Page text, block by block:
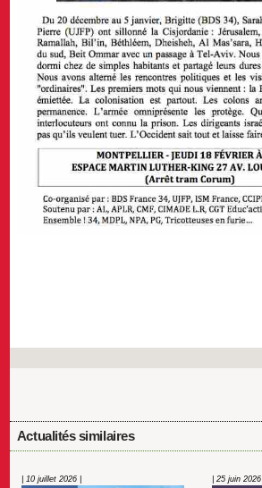
Actualités similaires
| 10 juillet 2026 | | 25 juin 2026 |